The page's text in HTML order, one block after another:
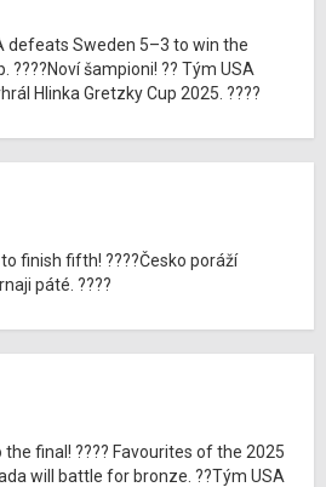
defeats Sweden 5–3 to win the
????Noví šampioni! ?? Tým USA
Hlinka Gretzky Cup 2025. ????
finish fifth! ????Česko poráží
páté. ????
final! ???? Favourites of the 2025
will battle for bronze. ??Tým USA